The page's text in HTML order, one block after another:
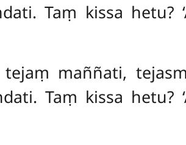
Taṃ kissa hetu?
maññati,
Taṃ kissa hetu?